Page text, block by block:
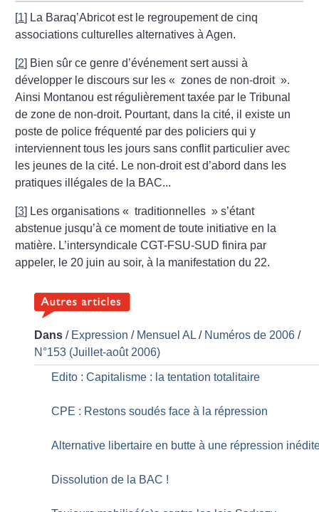
[1] La Baraq’Abricot est le regroupement de cinq
associations culturelles alternatives à Agen.
[2] Bien sûr ce genre d’événement sert aussi à
développer le discours sur les « zones de non-droit ».
Ainsi Montanou est régulièrement taxée par le Tribunal
de zone de non-droit. Pourtant, dans la cité, il existe un
poste de police fréquenté par des policiers qui y
interviennent tous les jours sans conflit particulier avec
les jeunes de la cité. Le non-droit est d’abord dans les
pratiques illégales de la BAC...
[3] Les organisations « traditionnelles » s’étant
abstenue jusqu’à ce moment de toute initiative en la
matière. L’intersyndicale CGT-FSU-SUD finira par
appeler, le 20 juin au soir, à la manifestation du 22.
Dans / Expression / Mensuel AL / Numéros de 2006 /
N°153 (Juillet-août 2006)
Edito : Capitalisme : la tentation totalitaire
CPE : Restons soudés face à la répression
Alternative libertaire en butte à une répression
Dissolution de la BAC !